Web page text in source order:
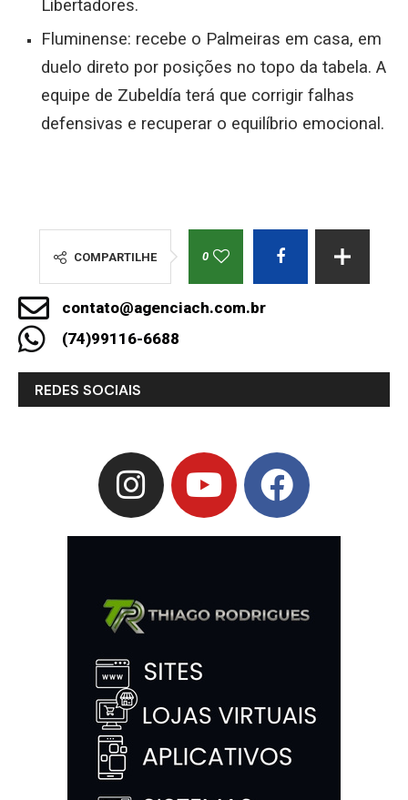
Libertadores.
Fluminense: recebe o Palmeiras em casa, em
duelo direto por posições no topo da tabela. A
equipe de Zubeldía terá que corrigir falhas
defensivas e recuperar o equilíbrio emocional.
COMPARTILHE 0
contato@agenciach.com.br
(74)99116-6688
REDES SOCIAIS